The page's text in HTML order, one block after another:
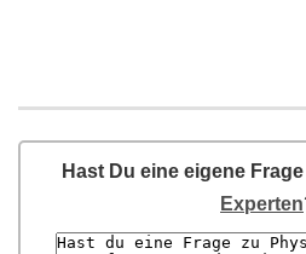
Hast Du eine eigene
Experten